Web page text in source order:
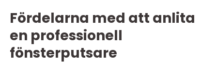
Fördelarna med att anlita
en professionell
fönsterputsare